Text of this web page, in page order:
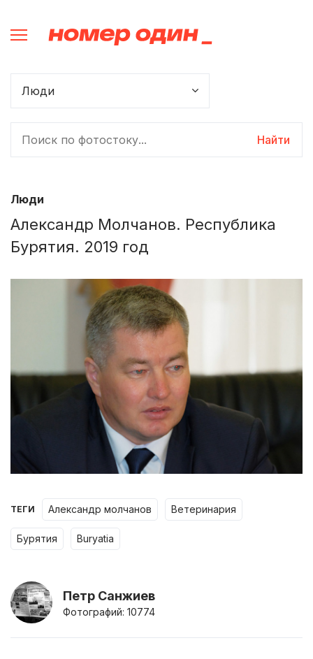
Найти
Люди
Александр Молчанов. Республика
Бурятия. 2019 год
ТЕГИ александр молчанов ветеринария
бурятия buryatia
Петр Санжиев
Фотографий: 10774